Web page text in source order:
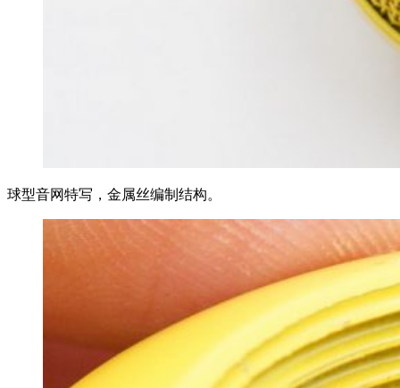
球型音网特写，金属丝编制结构。